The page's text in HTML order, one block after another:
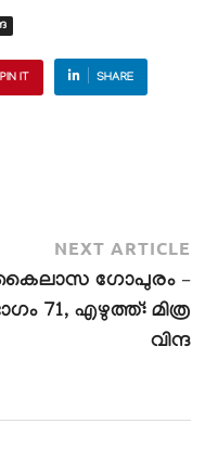
PIN IT SHARE
NEXT ARTICLE
ഗോപുരം –
71, എഴുത്ത്: മിത്ര
വിന്ദ